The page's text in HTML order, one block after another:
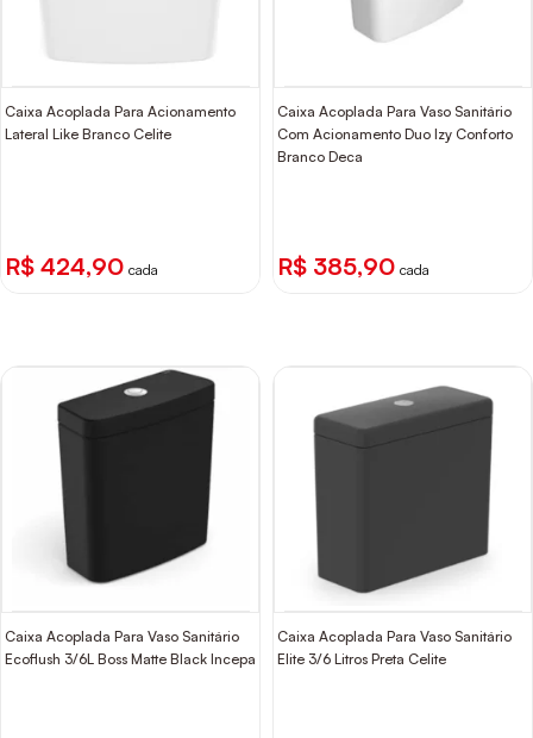
Caixa Acoplada Para Acionamento
Lateral Like Branco Celite
R$ 424,90 cada
Caixa Acoplada Para Vaso Sanitário
Com Acionamento Duo Izy Conforto
Branco Deca
R$ 385,90 cada
Caixa Acoplada Para Vaso Sanitário
Ecoflush 3/6L Boss Matte Black Incepa
Caixa Acoplada Para Vaso Sanitário
Elite 3/6 Litros Preta Celite